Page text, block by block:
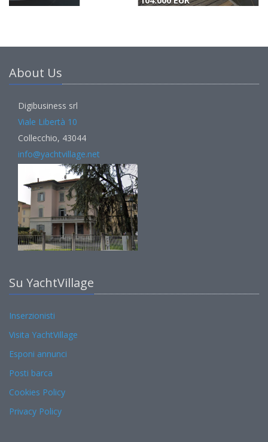
About Us
Digibusiness srl
Viale Libertà 10
Collecchio, 43044
info@yachtvillage.net
Su YachtVillage
Inserzionisti
Visita YachtVillage
Esponi annunci
Posti barca
Cookies Policy
Privacy Policy